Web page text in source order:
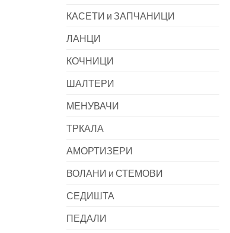
КАСЕТИ и ЗАПЧАНИЦИ
ЛАНЦИ
КОЧНИЦИ
ШАЛТЕРИ
МЕНУВАЧИ
ТРКАЛА
АМОРТИЗЕРИ
ВОЛАНИ и СТЕМОВИ
СЕДИШТА
ПЕДАЛИ